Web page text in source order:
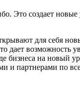
Это создает
для себя
дает возможность
бизнеса на новый
и партнерами по